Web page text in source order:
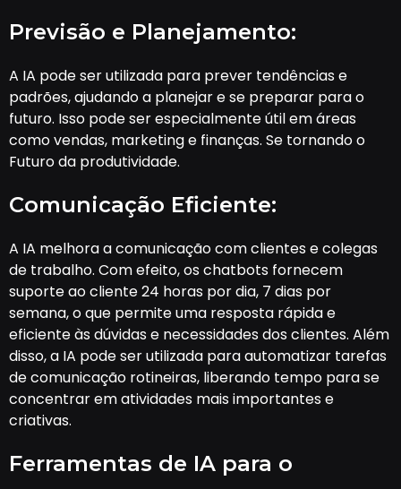
Previsão e Planejamento:
A IA pode ser utilizada para prever tendências e
padrões, ajudando a planejar e se preparar para o
futuro. Isso pode ser especialmente útil em áreas
como vendas, marketing e finanças. Se tornando o
Futuro da produtividade.
Comunicação Eficiente:
A IA melhora a comunicação com clientes e colegas
de trabalho. Com efeito, os chatbots fornecem
suporte ao cliente 24 horas por dia, 7 dias por
semana, o que permite uma resposta rápida e
eficiente às dúvidas e necessidades dos clientes. Além
disso, a IA pode ser utilizada para automatizar tarefas
de comunicação rotineiras, liberando tempo para se
concentrar em atividades mais importantes e
criativas.
Ferramentas de IA para o